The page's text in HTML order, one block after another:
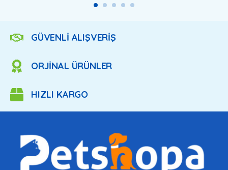
GÜVENLİ ALIŞVERİŞ
ORJİNAL ÜRÜNLER
HIZLI KARGO